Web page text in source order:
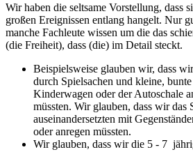
Wir haben die seltsame Vorstellung, dass
großen Ereignissen entlang hangelt. Nur
manche Fachleute wissen um die das
(die Freiheit), dass (die) im Detail steckt.
Beispielsweise glauben wir, dass
durch Spielsachen und kleine,
Kinderwagen oder der Autoschale
müssten. Wir glauben, dass wir das
auseinandersetzten mit
oder anregen müssten.
Wir glauben, dass wir die 5 - 7